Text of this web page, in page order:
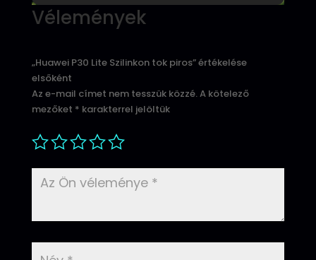
Vélemények
„Huawei P30 Lite Szilinkon tok piros” értékelése
elsőként
Az e-mail címet nem tesszük közzé.A kötelező
mezőket * karakterrel jelöltük